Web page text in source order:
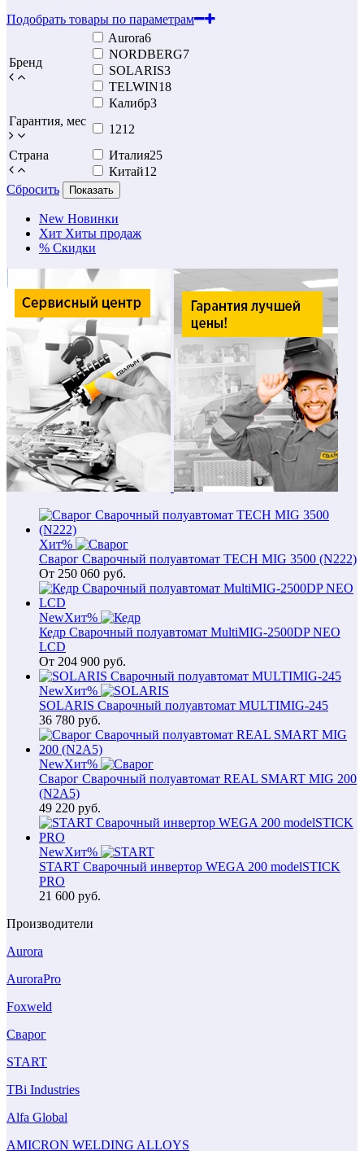
Подобрать товары по параметрам
Бренд
Aurora6
NORDBERG7
SOLARIS3
TELWIN18
Калибр3
Гарантия, мес
1212
Страна
Италия25
Китай12
Сбросить
Показать
New Новинки
Хит Хиты продаж
% Скидки
Хит%
Сварог Сварочный полуавтомат TECH MIG 3500 (N222)
От 250 060 руб.
NewХит%
Кедр Сварочный полуавтомат MultiMIG-2500DP NEO
LCD
От 204 900 руб.
NewХит%
SOLARIS Сварочный полуавтомат MULTIMIG-245
36 780 руб.
NewХит%
Сварог Сварочный полуавтомат REAL SMART MIG 200
(N2A5)
49 220 руб.
NewХит%
START Сварочный инвертор WEGA 200 modelSTICK
PRO
21 600 руб.
Производители
Aurora
AuroraPro
Foxweld
Сварог
START
TBi Industries
Alfa Global
AMICRON WELDING ALLOYS